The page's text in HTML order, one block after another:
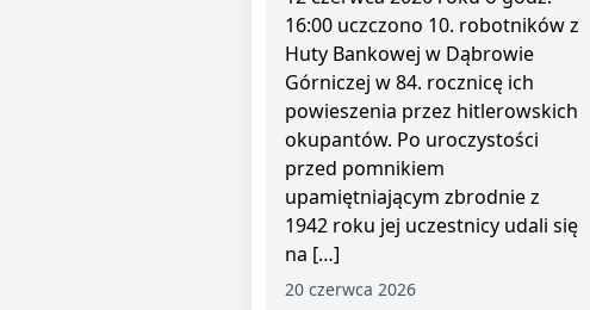
16:00 uczczono 10. robotników z
Huty Bankowej w Dąbrowie
Górniczej w 84. rocznicę ich
powieszenia przez hitlerowskich
okupantów. Po uroczystości
przed pomnikiem
upamiętniającym zbrodnie z
1942 roku jej uczestnicy udali się
na […]
20 czerwca 2026